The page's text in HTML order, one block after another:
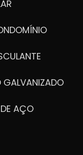
GALVANIZADO
AÇO